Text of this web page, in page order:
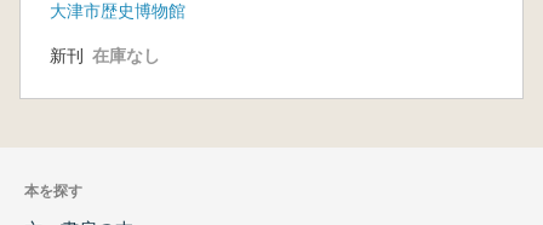
大津市歴史博物館
新刊 在庫なし
本を探す